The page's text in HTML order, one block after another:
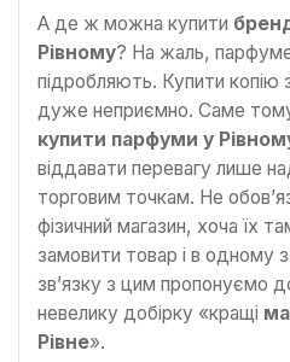
А де ж можна купити
Рівному? На жаль,
підробляють. Купити копію
дуже неприємно. Саме
купити парфуми у
віддавати перевагу лише
торговим точкам. Не
фізичний магазин, хоча їх
замовити товар і в одному
зв’язку з цим пропонуємо
невелику добірку «кращі
Рівне».